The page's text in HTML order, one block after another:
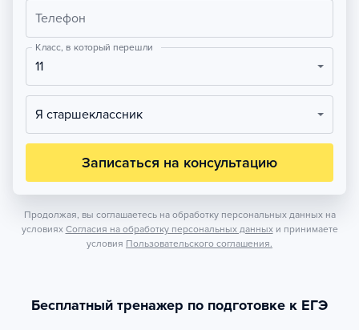
Телефон
Класс, в который перешли
11
Я старшеклассник
Записаться на консультацию
Продолжая, вы соглашаетесь на обработку персональных данных на
условиях Согласия на обработку персональных данных и принимаете
условия Пользовательского соглашения.
Бесплатный тренажер по подготовке к ЕГЭ